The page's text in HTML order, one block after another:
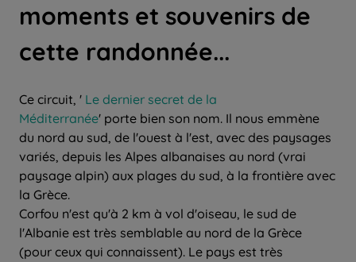
moments et souvenirs de
cette randonnée...
Ce circuit, ' Le dernier secret de la
Méditerranée' porte bien son nom. Il nous emmène
du nord au sud, de l'ouest à l'est, avec des paysages
variés, depuis les Alpes albanaises au nord (vrai
paysage alpin) aux plages du sud, à la frontière avec
la Grèce.
Corfou n'est qu'à 2 km à vol d'oiseau, le sud de
l'Albanie est très semblable au nord de la Grèce
(pour ceux qui connaissent). Le pays est très